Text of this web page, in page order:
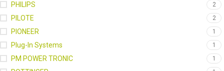
PHILIPS 2
PILOTE 2
PIONEER 1
Plug-In Systems 1
PM POWER TRONIC 1